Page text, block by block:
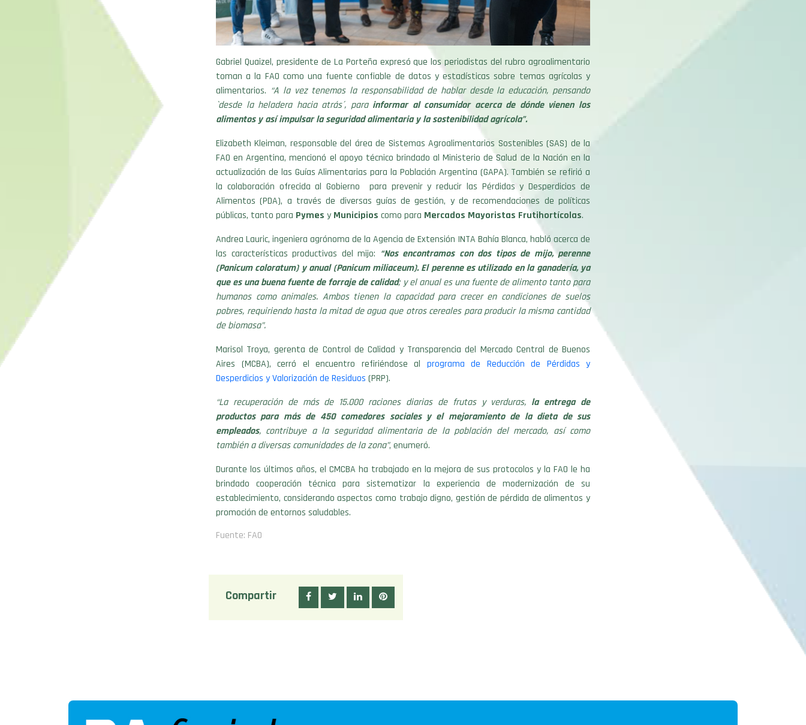
Gabriel Quaizel, presidente de La Porteña expresó que los periodistas del rubro agroalimentario
toman a la FAO como una fuente confiable de datos y estadísticas sobre temas agrícolas y
alimentarios. “A la vez tenemos la responsabilidad de hablar desde la educación, pensando
`desde la heladera hacia atrás´, para informar al consumidor acerca de dónde vienen los
alimentos y así impulsar la seguridad alimentaria y la sostenibilidad agrícola”.
Elizabeth Kleiman, responsable del área de Sistemas Agroalimentarios Sostenibles (SAS) de la
FAO en Argentina, mencionó el apoyo técnico brindado al Ministerio de Salud de la Nación en la
actualización de las Guías Alimentarias para la Población Argentina (GAPA). También se refirió a
la colaboración ofrecida al Gobierno para prevenir y reducir las Pérdidas y Desperdicios de
Alimentos (PDA), a través de diversas guías de gestión, y de recomendaciones de políticas
públicas, tanto para Pymes y Municipios como para Mercados Mayoristas Frutihortícolas.
Andrea Lauric, ingeniera agrónoma de la Agencia de Extensión INTA Bahía Blanca, habló acerca de
las características productivas del mijo: “Nos encontramos con dos tipos de mijo, perenne
(Panicum coloratum) y anual (Panicum miliaceum). El perenne es utilizado en la ganadería, ya
que es una buena fuente de forraje de calidad; y el anual es una fuente de alimento tanto para
humanos como animales. Ambos tienen la capacidad para crecer en condiciones de suelos
pobres, requiriendo hasta la mitad de agua que otros cereales para producir la misma cantidad
de biomasa”.
Marisol Troya, gerenta de Control de Calidad y Transparencia del Mercado Central de Buenos
Aires (MCBA), cerró el encuentro refiriéndose al programa de Reducción de Pérdidas y
Desperdicios y Valorización de Residuos (PRP).
“La recuperación de más de 15.000 raciones diarias de frutas y verduras, la entrega de
productos para más de 450 comedores sociales y el mejoramiento de la dieta de sus
empleados, contribuye a la seguridad alimentaria de la población del mercado, así como
también a diversas comunidades de la zona”, enumeró.
Durante los últimos años, el CMCBA ha trabajado en la mejora de sus protocolos y la FAO le ha
brindado cooperación técnica para sistematizar la experiencia de modernización de su
establecimiento, considerando aspectos como trabajo digno, gestión de pérdida de alimentos y
promoción de entornos saludables.
Fuente: FAO
Compartir